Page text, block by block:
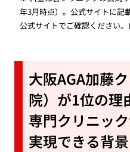
年3月時点）。公式サイトに記
公式サイトでご確認ください
大阪AGA加藤
院）が1位の
専門クリニッ
実現できる背景